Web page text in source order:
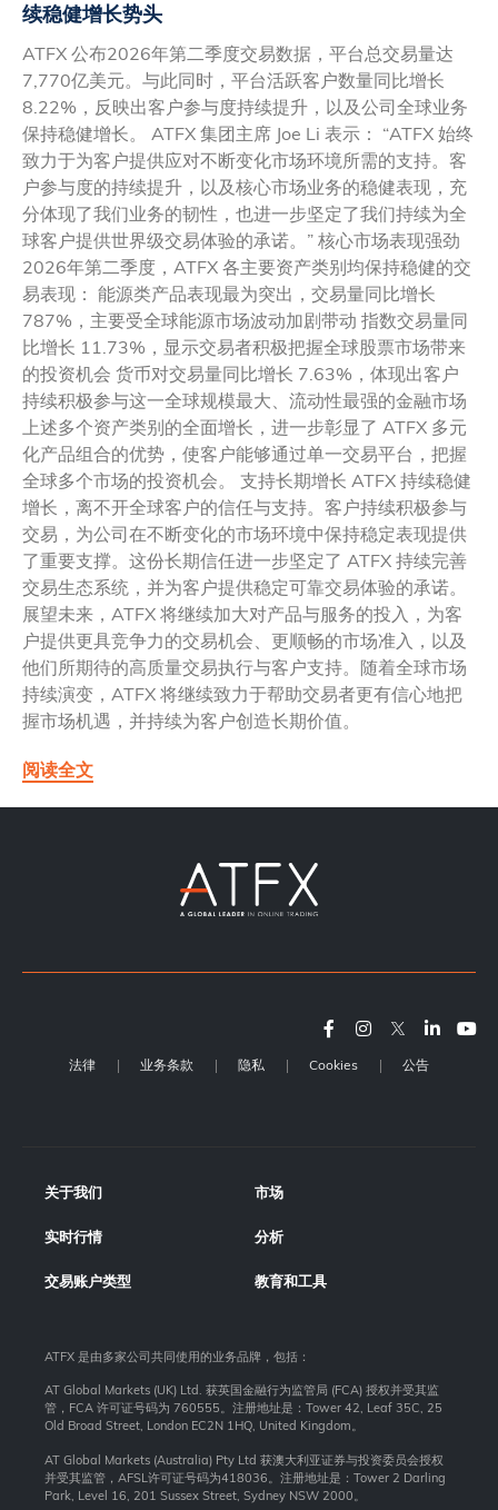
续稳健增长势头
ATFX 公布2026年第二季度交易数据，平台总交易量达
7,770亿美元。与此同时，平台活跃客户数量同比增长
8.22%，反映出客户参与度持续提升，以及公司全球业务
保持稳健增长。 ATFX 集团主席 Joe Li 表示： “ATFX 始终
致力于为客户提供应对不断变化市场环境所需的支持。客
户参与度的持续提升，以及核心市场业务的稳健表现，充
分体现了我们业务的韧性，也进一步坚定了我们持续为全
球客户提供世界级交易体验的承诺。” 核心市场表现强劲
2026年第二季度，ATFX 各主要资产类别均保持稳健的交
易表现： 能源类产品表现最为突出，交易量同比增长
787%，主要受全球能源市场波动加剧带动 指数交易量同
比增长 11.73%，显示交易者积极把握全球股票市场带来
的投资机会 货币对交易量同比增长 7.63%，体现出客户
持续积极参与这一全球规模最大、流动性最强的金融市场
上述多个资产类别的全面增长，进一步彰显了 ATFX 多元
化产品组合的优势，使客户能够通过单一交易平台，把握
全球多个市场的投资机会。 支持长期增长 ATFX 持续稳健
增长，离不开全球客户的信任与支持。客户持续积极参与
交易，为公司在不断变化的市场环境中保持稳定表现提供
了重要支撑。这份长期信任进一步坚定了 ATFX 持续完善
交易生态系统，并为客户提供稳定可靠交易体验的承诺。
展望未来，ATFX 将继续加大对产品与服务的投入，为客
户提供更具竞争力的交易机会、更顺畅的市场准入，以及
他们所期待的高质量交易执行与客户支持。随着全球市场
持续演变，ATFX 将继续致力于帮助交易者更有信心地把
握市场机遇，并持续为客户创造长期价值。
阅读全文
法律 业务条款 隐私 Cookies 公告
关于我们 市场
实时行情 分析
交易账户类型 教育和工具
ATFX 是由多家公司共同使用的业务品牌，包括：
AT Global Markets (UK) Ltd. 获英国金融行为监管局 (FCA) 授权并受其监
管，FCA 许可证号码为 760555。注册地址是：Tower 42, Leaf 35C, 25
Old Broad Street, London EC2N 1HQ, United Kingdom。
AT Global Markets (Australia) Pty Ltd 获澳大利亚证券与投资委员会授权
并受其监管，AFSL许可证号码为418036。注册地址是：Tower 2 Darling
Park, Level 16, 201 Sussex Street, Sydney NSW 2000